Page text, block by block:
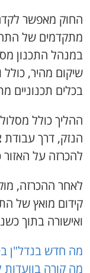
החוק מאפשר
מתקדמים של
במנהל התכנון
שיקום מהיר, כולל
בכלים תכנוניים
ההליך כולל
הנזק, דרך עבודת
להכרזה על
לאחר ההכרזה,
קידום מואץ של
ואישורה בתוך
מה חדש בנדל"ן
מה קורה בוועדות